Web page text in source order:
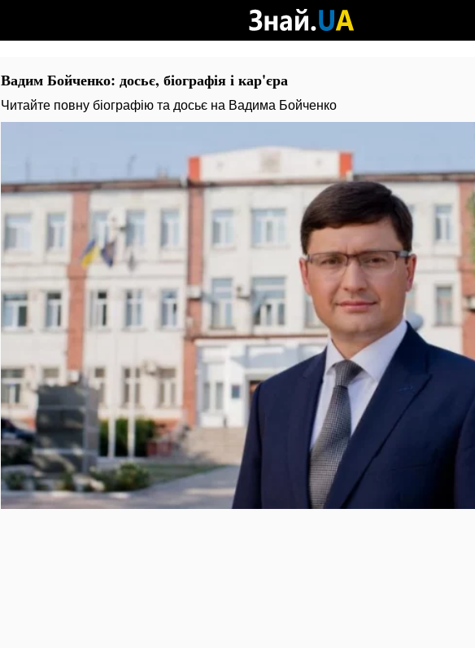
Вадим Бойченко: досьє, біографія і кар'єра
Читайте повну біографію та досьє на Вадима Бойченко